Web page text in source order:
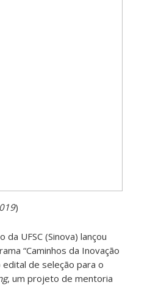
)
da UFSC (Sinova) lançou
“Caminhos da Inovação
edital de seleção para o
, um projeto de mentoria